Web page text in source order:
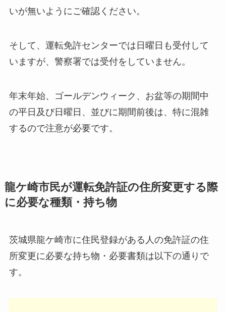
いが無いようにご確認ください。
そして、運転免許センターでは日曜日も受付して
いますが、警察署では受付をしていません。
年末年始、ゴールデンウィーク、お盆等の期間中
の平日及び日曜日、並びに期間前後は、特に混雑
するので注意が必要です。
龍ケ崎市民が運転免許証の住所変更する際
に必要な種類・持ち物
茨城県龍ケ崎市に住民登録がある人の免許証の住
所変更に必要な持ち物・必要書類は以下の通りで
す。